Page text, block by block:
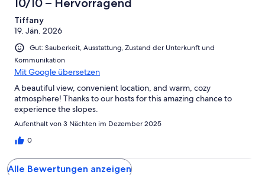
Schlecht
10/10 – Hervorragend
Tiffany
19. Jän. 2026
Gut: Sauberkeit, Ausstattung, Zustand der Unterkunft und
Kommunikation
Mit Google übersetzen
A beautiful view, convenient location, and warm, cozy
atmosphere! Thanks to our hosts for this amazing chance to
experience the slopes.
Aufenthalt von 3 Nächten im Dezember 2025
0
Alle Bewertungen anzeigen